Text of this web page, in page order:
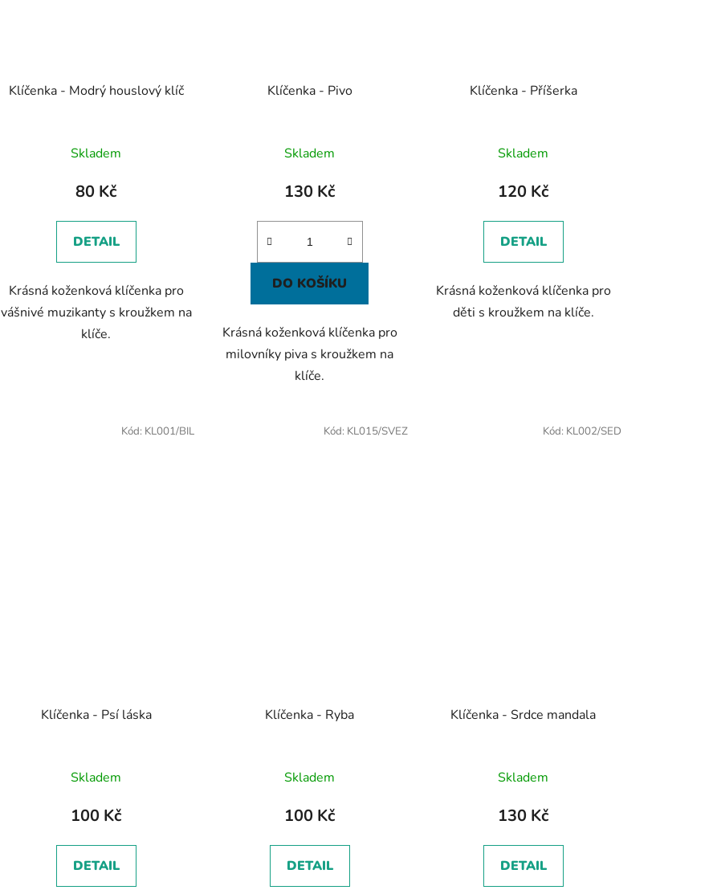
Klíčenka - Modrý houslový klíč
Skladem
80 Kč
DETAIL
Krásná koženková klíčenka pro
vášnivé muzikanty s kroužkem na
klíče.
Klíčenka - Pivo
Skladem
130 Kč
DO KOŠÍKU
Krásná koženková klíčenka pro
milovníky piva s kroužkem na
klíče.
Klíčenka - Příšerka
Skladem
120 Kč
DETAIL
Krásná koženková klíčenka pro
děti s kroužkem na klíče.
Klíčenka - Psí láska
Skladem
100 Kč
DETAIL
Kód: KL001/BIL
Klíčenka - Ryba
Skladem
100 Kč
DETAIL
Kód: KL015/SVEZ
Klíčenka - Srdce mandala
Skladem
130 Kč
DETAIL
Kód: KL002/SED